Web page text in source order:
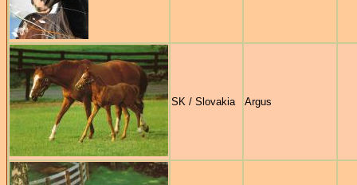
SK / Slovakia Argus